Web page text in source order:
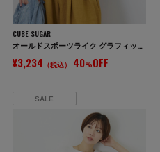
CUBE SUGAR
オールドスポーツライク グラフィックロゴ ワイド Tシャツ
¥3,234 （税込） 40%OFF
SALE